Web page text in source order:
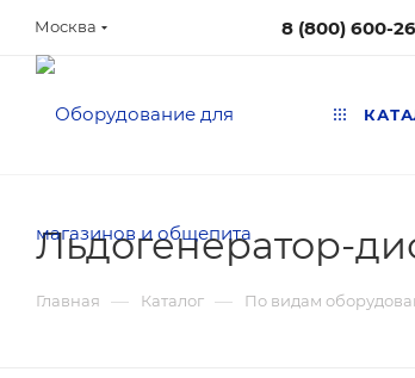
Москва 8 (800) 600-
Льдогенератор-
Главная — Каталог — По видам